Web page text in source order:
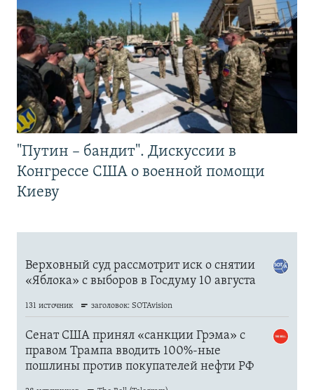
"Путин – бандит". Дискуссии в
Конгрессе США о военной помощи
Киеву